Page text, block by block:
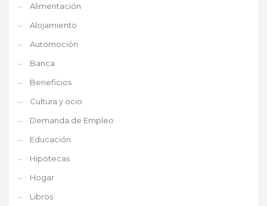
Alimentación
Alojamiento
Automoción
Banca
Beneficios
Cultura y ocio
Demanda de Empleo
Educación
Hipotecas
Hogar
Libros